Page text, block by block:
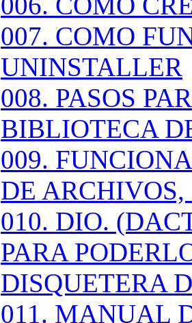
007. COMO
UNINSTALLER
008. PASOS
BIBLIOTECA
009.
DE
010. DIO.
PARA
DISQUETERA
011. MANUAL